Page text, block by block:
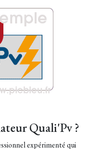
Quali'Pv ?
expérimenté qui